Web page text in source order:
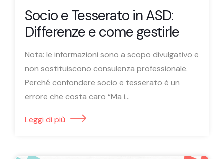
Socio e Tesserato in ASD:
Differenze e come gestirle
Nota: le informazioni sono a scopo divulgativo e
non sostituiscono consulenza professionale.
Perché confondere socio e tesserato è un
errore che costa caro “Ma i...
Leggi di più